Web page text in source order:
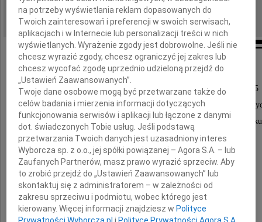
DATA EMISJI: 03.06.2026
W dniu 5 czerwca 2026 roku o godzinie 14.15
w Domu Pogrzebowym na Powązkach
odbędzie się pogrzeb zmarłej 30 maja 2026 roku
na potrzeby wyświetlania reklam dopasowanych do
Twoich zainteresowań i preferencji w swoich serwisach,
aplikacjach i w Internecie lub personalizacji treści w nich
wyświetlanych. Wyrażenie zgody jest dobrowolne. Jeśli nie
chcesz wyrazić zgody, chcesz ograniczyć jej zakres lub
chcesz wycofać zgodę uprzednio udzieloną przejdź do
„Ustawień Zaawansowanych”.
Twoje dane osobowe mogą być przetwarzane także do
celów badania i mierzenia informacji dotyczących
funkcjonowania serwisów i aplikacji lub łączone z danymi
dot. świadczonych Tobie usług. Jeśli podstawą
przetwarzania Twoich danych jest uzasadniony interes
Wyborcza sp. z o.o., jej spółki powiązanej – Agora S.A. – lub
Zaufanych Partnerów, masz prawo wyrazić sprzeciw. Aby
to zrobić przejdź do „Ustawień Zaawansowanych” lub
skontaktuj się z administratorem – w zależności od
zakresu sprzeciwu i podmiotu, wobec którego jest
kierowany. Więcej informacji znajdziesz wPolityce
Prywatności Wyborcza.pl iPolityce Prywatności Agora S.A.